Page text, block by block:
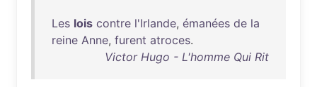
Les lois contre l'Irlande, émanées de la
reine Anne, furent atroces.
Victor Hugo - L'homme Qui Rit